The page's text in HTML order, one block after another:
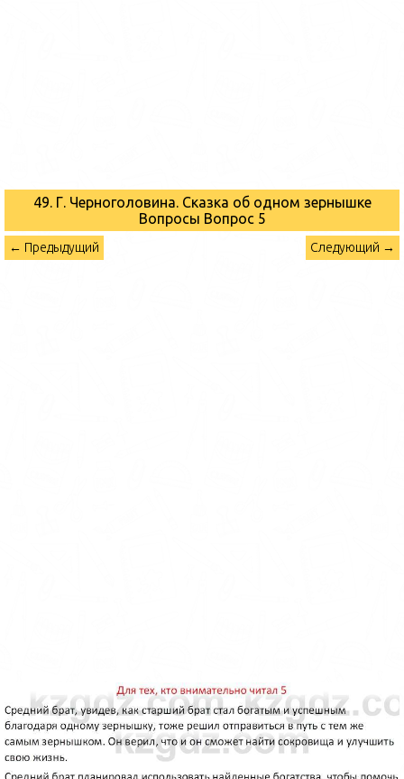
49. Г. Черноголовина. Сказка об одном зернышке
Вопросы Вопрос 5
← Предыдущий Следующий →